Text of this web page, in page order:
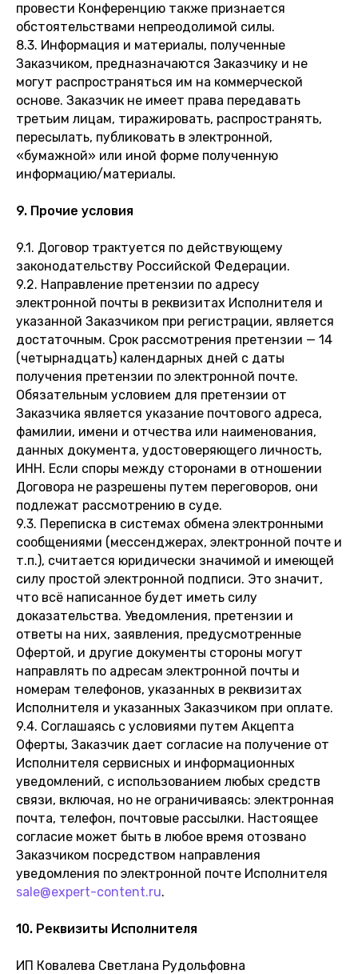
провести Конференцию также признается
обстоятельствами непреодолимой силы.
8.3. Информация и материалы, полученные
Заказчиком, предназначаются Заказчику и не
могут распространяться им на коммерческой
основе. Заказчик не имеет права передавать
третьим лицам, тиражировать, распространять,
пересылать, публиковать в электронной,
«бумажной» или иной форме полученную
информацию/материалы.
9. Прочие условия
9.1. Договор трактуется по действующему
законодательству Российской Федерации.
9.2. Направление претензии по адресу
электронной почты в реквизитах Исполнителя и
указанной Заказчиком при регистрации, является
достаточным. Срок рассмотрения претензии — 14
(четырнадцать) календарных дней с даты
получения претензии по электронной почте.
Обязательным условием для претензии от
Заказчика является указание почтового адреса,
фамилии, имени и отчества или наименования,
данных документа, удостоверяющего личность,
ИНН. Если споры между сторонами в отношении
Договора не разрешены путем переговоров, они
подлежат рассмотрению в суде.
9.3. Переписка в системах обмена электронными
сообщениями (мессенджерах, электронной почте и
т.п.), считается юридически значимой и имеющей
силу простой электронной подписи. Это значит,
что всё написанное будет иметь силу
доказательства. Уведомления, претензии и
ответы на них, заявления, предусмотренные
Офертой, и другие документы стороны могут
направлять по адресам электронной почты и
номерам телефонов, указанных в реквизитах
Исполнителя и указанных Заказчиком при оплате.
9.4. Соглашаясь с условиями путем Акцепта
Оферты, Заказчик дает согласие на получение от
Исполнителя сервисных и информационных
уведомлений, с использованием любых средств
связи, включая, но не ограничиваясь: электронная
почта, телефон, почтовые рассылки. Настоящее
согласие может быть в любое время отозвано
Заказчиком посредством направления
уведомления по электронной почте Исполнителя
sale@expert-content.ru.
10. Реквизиты Исполнителя
ИП Ковалева Светлана Рудольфовна